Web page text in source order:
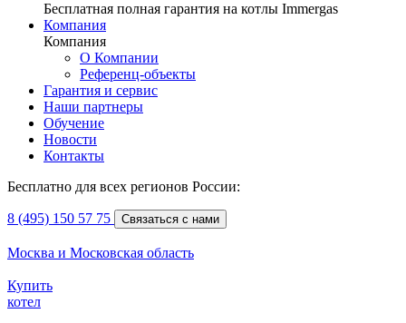
Бесплатная полная гарантия на котлы Immergas
Компания
Компания
О Компании
Референц-объекты
Гарантия и сервис
Наши партнеры
Обучение
Новости
Контакты
Бесплатно для всех регионов России:
8 (495) 150 57 75 Связаться с нами
Москва и Московская область
Купить
котел